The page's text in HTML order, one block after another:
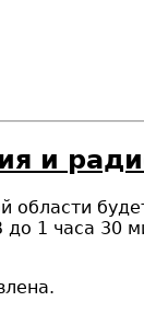
и
1 часа 30